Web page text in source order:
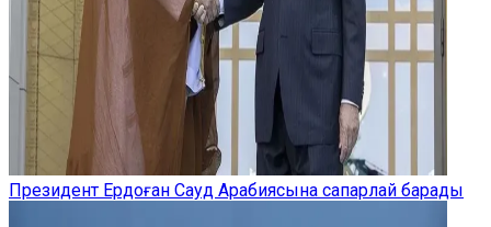
Президент Ердоған Сауд Арабиясына сапарлай барады